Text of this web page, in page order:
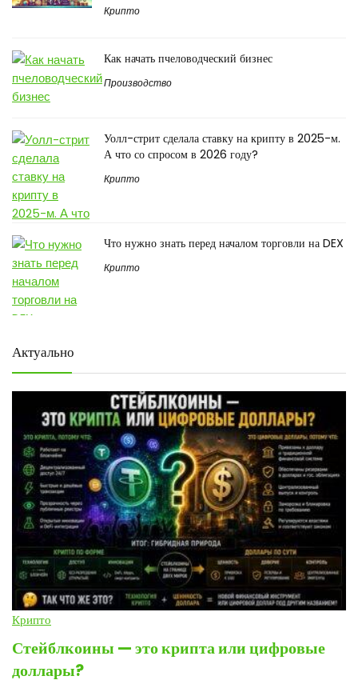
Крипто
Как начать пчеловодческий бизнес
Производство
Уолл-стрит сделала ставку на крипту в 2025-м.
А что со спросом в 2026 году?
Крипто
Что нужно знать перед началом торговли на DEX
Крипто
Актуально
Крипто
Стейблкоины — это крипта или цифровые
доллары?